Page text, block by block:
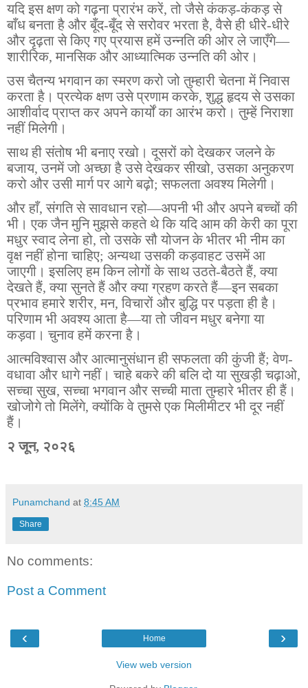
यदि इस क्षण को गढ़ना प्रारंभ करें, तो जैसे कंकड़-कंकड़ से
बाँध बनता है और बूँद-बूँद से सरोवर भरता है, वैसे ही धीरे-धीरे
और दृढ़ता से किए गए प्रयास हमें उन्नति की ओर ले जाएँगे—
शारीरिक, मानसिक और आध्यात्मिक उन्नति की ओर।
उस चैतन्य भगवान का स्मरण करो जो तुम्हारी चेतना में निवास
करता है। प्रत्येक क्षण उसे प्रणाम करके, शुद्ध हृदय से उसका
आशीर्वाद प्राप्त कर अपने कार्यों का आरंभ करो। तुम्हें निराशा
नहीं मिलेगी।
साथ ही संतोष भी बनाए रखो। दूसरों को देखकर जलने के
बजाय, उनमें जो अच्छा है उसे देखकर सीखो, उसका अनुकरण
करो और उसी मार्ग पर आगे बढ़ो; सफलता अवश्य मिलेगी।
और हाँ, संगति से सावधान रहो—अपनी भी और अपने बच्चों की
भी। एक जैन मुनि मुझसे कहते थे कि यदि आम की केरी का पूरा
मधुर स्वाद लेना हो, तो उसके सौ योजन के भीतर भी नीम का
वृक्ष नहीं होना चाहिए; अन्यथा उसकी कड़वाहट उसमें आ
जाएगी। इसलिए हम किन लोगों के साथ उठते-बैठते हैं, क्या
देखते हैं, क्या सुनते हैं और क्या ग्रहण करते हैं—इन सबका
प्रभाव हमारे शरीर, मन, विचारों और बुद्धि पर पड़ता ही है।
परिणाम भी अवश्य आता है—या तो जीवन मधुर बनेगा या
कड़वा। चुनाव हमें करना है।
आत्मविश्वास और आत्मानुसंधान ही सफलता की कुंजी हैं; वेण-
वधावा और धागे नहीं। चाहे बकरे की बलि दो या सुखड़ी चढ़ाओ,
सच्चा सुख, सच्चा भगवान और सच्ची माता तुम्हारे भीतर ही हैं।
खोजोगे तो मिलेंगे, क्योंकि वे तुमसे एक मिलीमीटर भी दूर नहीं
हैं।
२ जून, २०२६
Punamchand at 8:45 AM
Share
No comments:
Post a Comment
‹ ›
Home
View web version